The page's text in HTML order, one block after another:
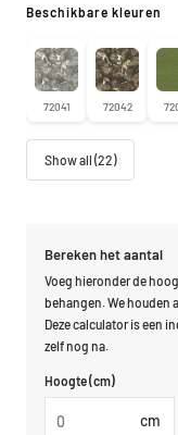
Bereken het aantal
Voeg hieronder de
behangen. We houden
Deze calculator is een
zelf nog na.
Hoogte (cm)
cm
Beschikbare kleuren
72041 72042
Show all (22)